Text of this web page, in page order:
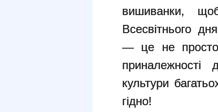
вишиванки,
Всесвітнього
— це не
приналежності
культури
гідно!